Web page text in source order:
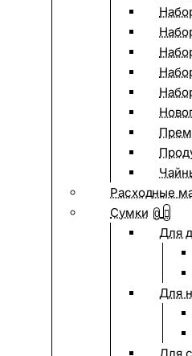
Расходные
Сумки 0
Для
Для